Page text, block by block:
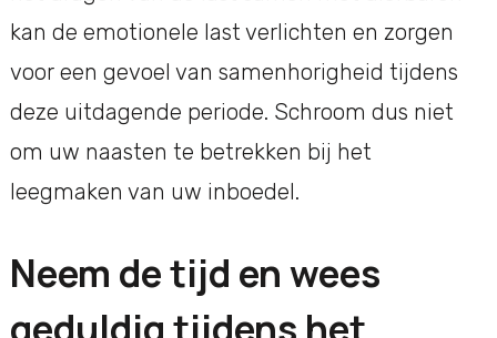
kan de emotionele last verlichten en zorgen
voor een gevoel van samenhorigheid tijdens
deze uitdagende periode. Schroom dus niet
om uw naasten te betrekken bij het
leegmaken van uw inboedel.
Neem de tijd en wees
geduldig tijdens het